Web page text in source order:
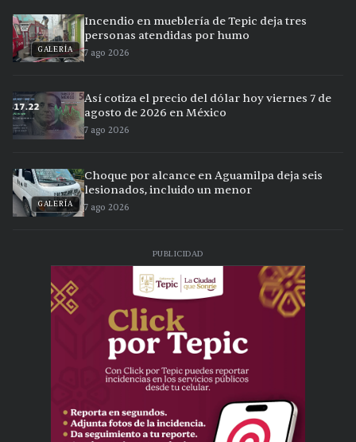
GALERÍA
Incendio en mueblería de Tepic deja tres
personas atendidas por humo
7 ago 2026
Así cotiza el precio del dólar hoy viernes 7 de
agosto de 2026 en México
7 ago 2026
GALERÍA
Choque por alcance en Aguamilpa deja seis
lesionados, incluido un menor
7 ago 2026
PUBLICIDAD